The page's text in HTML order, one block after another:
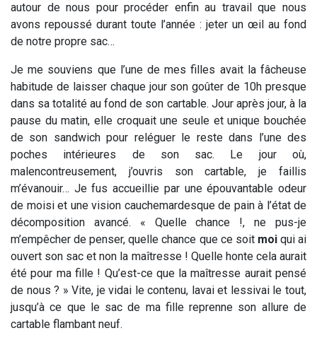
autour de nous pour procéder enfin au travail que nous
avons repoussé durant toute l’année : jeter un œil au fond
de notre propre sac…
Je me souviens que l’une de mes filles avait la fâcheuse
habitude de laisser chaque jour son goûter de 10h presque
dans sa totalité au fond de son cartable. Jour après jour, à la
pause du matin, elle croquait une seule et unique bouchée
de son sandwich pour reléguer le reste dans l’une des
poches intérieures de son sac. Le jour où,
malencontreusement, j’ouvris son cartable, je faillis
m’évanouir… Je fus accueillie par une épouvantable odeur
de moisi et une vision cauchemardesque de pain à l’état de
décomposition avancé. « Quelle chance !, ne pus-je
m’empêcher de penser, quelle chance que ce soit moiqui ai
ouvert son sac et non la maîtresse ! Quelle honte cela aurait
été pour ma fille ! Qu’est-ce que la maîtresse aurait pensé
de nous ? » Vite, je vidai le contenu, lavai et lessivai le tout,
jusqu’à ce que le sac de ma fille reprenne son allure de
cartable flambant neuf.